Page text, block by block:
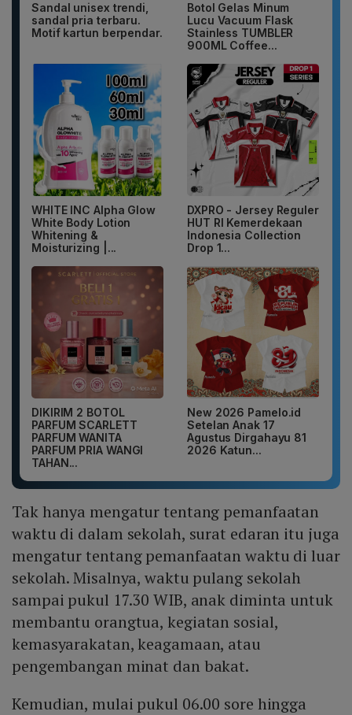
Sandal unisex trendi,
sandal pria terbaru.
Motif kartun berpendar.
Botol Gelas Minum
Lucu Vacuum Flask
Stainless TUMBLER
900ML Coffee...
WHITE INC Alpha Glow
White Body Lotion
Whitening &
Moisturizing |...
DXPRO - Jersey Reguler
HUT RI Kemerdekaan
Indonesia Collection
Drop 1...
DIKIRIM 2 BOTOL
PARFUM SCARLETT
PARFUM WANITA
PARFUM PRIA WANGI
TAHAN...
New 2026 Pamelo.id
Setelan Anak 17
Agustus Dirgahayu 81
2026 Katun...
Tak hanya mengatur tentang pemanfaatan
waktu di dalam sekolah, surat edaran itu juga
mengatur tentang pemanfaatan waktu di luar
sekolah. Misalnya, waktu pulang sekolah
sampai pukul 17.30 WIB, anak diminta untuk
membantu orangtua, kegiatan sosial,
kemasyarakatan, keagamaan, atau
pengembangan minat dan bakat.
Kemudian, mulai pukul 06.00 sore hingga